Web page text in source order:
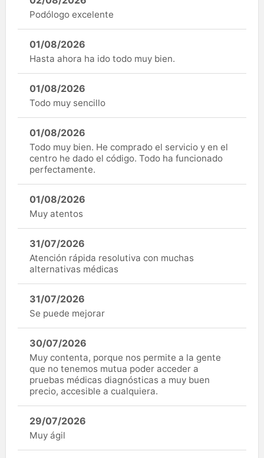
Podólogo excelente
01/08/2026
Hasta ahora ha ido todo muy bien.
01/08/2026
Todo muy sencillo
01/08/2026
Todo muy bien. He comprado el servicio y en el
centro he dado el código. Todo ha funcionado
perfectamente.
01/08/2026
Muy atentos
31/07/2026
Atención rápida resolutiva con muchas
alternativas médicas
31/07/2026
Se puede mejorar
30/07/2026
Muy contenta, porque nos permite a la gente
que no tenemos mutua poder acceder a
pruebas médicas diagnósticas a muy buen
precio, accesible a cualquiera.
29/07/2026
Muy ágil